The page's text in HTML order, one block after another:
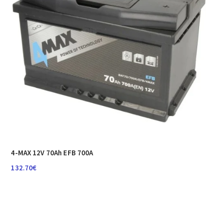
4-MAX 12V 70Ah EFB 700A
132.70€